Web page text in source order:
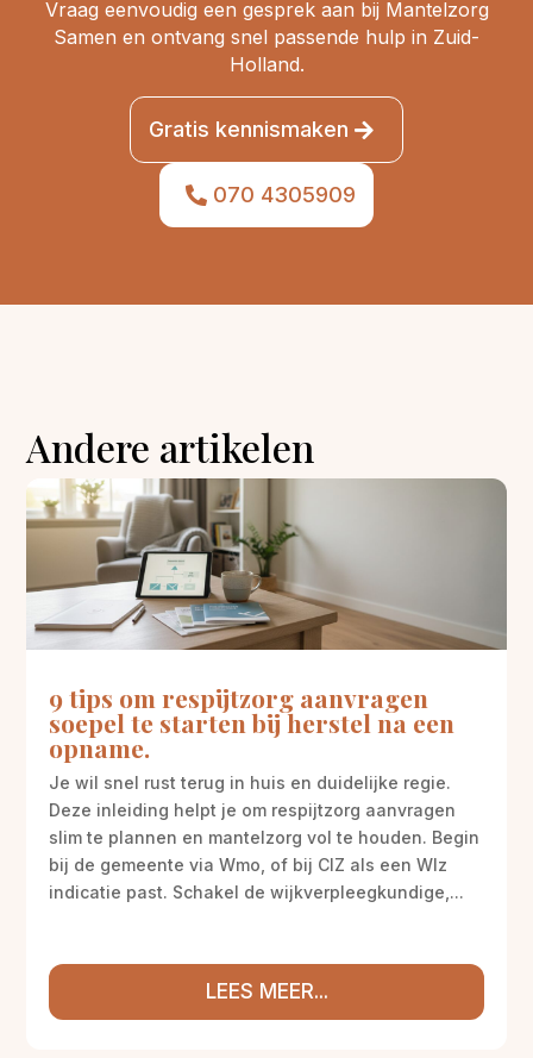
Vraag eenvoudig een gesprek aan bij Mantelzorg
Samen en ontvang snel passende hulp in Zuid-
Holland.
Gratis kennismaken
070 4305909
Andere artikelen
9 tips om respijtzorg aanvragen
soepel te starten bij herstel na een
opname.
Je wil snel rust terug in huis en duidelijke regie.
Deze inleiding helpt je om respijtzorg aanvragen
slim te plannen en mantelzorg vol te houden. Begin
bij de gemeente via Wmo, of bij CIZ als een Wlz
indicatie past. Schakel de wijkverpleegkundige,...
LEES MEER...